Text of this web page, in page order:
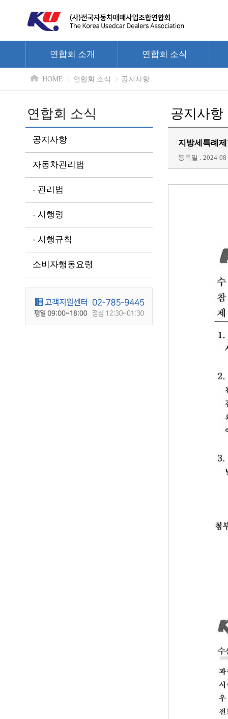
연합회 소개 연합회 소식
HOME 연합회 소식 공지사항
연합회 소식
공지사항
자동차관리법
- 관리법
- 시행령
- 시행규칙
소비자행동요령
공지사항
지방세특례
등록일 : 2024-